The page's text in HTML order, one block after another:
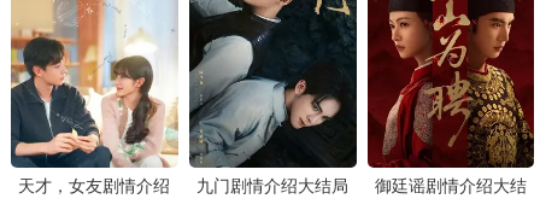
天才，女友剧情介绍
九门剧情介绍大结局
御廷谣剧情介绍大结